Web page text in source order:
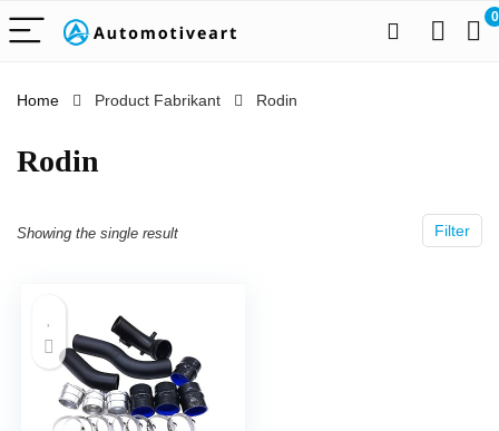
0
Home Product Fabrikant ‎Rodin
‎Rodin
Filter
Showing the single result